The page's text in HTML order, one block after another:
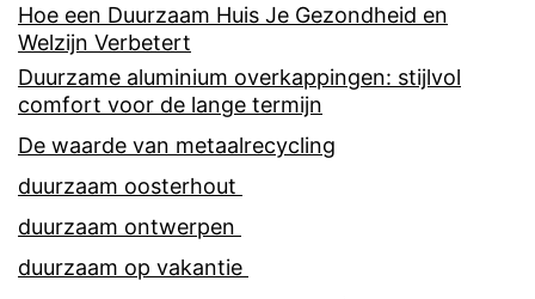
Hoe een Duurzaam Huis Je Gezondheid en
Welzijn Verbetert
Duurzame aluminium overkappingen: stijlvol
comfort voor de lange termijn
De waarde van metaalrecycling
duurzaam oosterhout
duurzaam ontwerpen
duurzaam op vakantie